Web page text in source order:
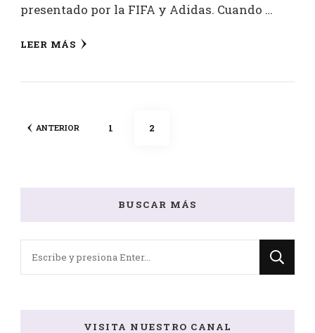
presentado por la FIFA y Adidas. Cuando …
LEER MÁS
Posts
ANTERIOR PÁGINA
1 PÁGINA
2
BUSCAR MÁS
VISITA NUESTRO CANAL